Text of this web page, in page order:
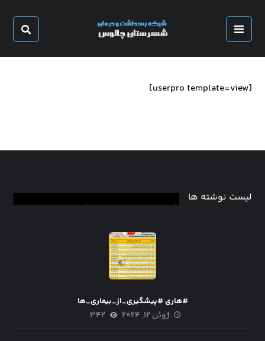
[userpro template=view]
لیست نوشته ها
#هاری #پیشگیری_از_بیماری_ها
ژوئن ۱۲, ۲۰۲۴ ۳۴۲